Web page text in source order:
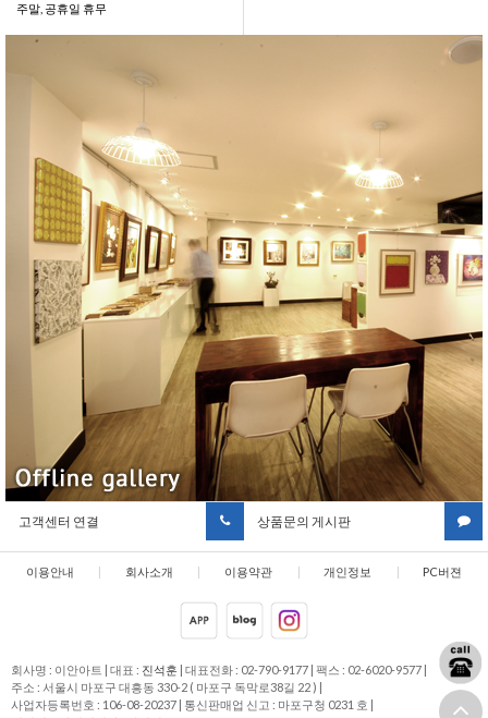
주말, 공휴일 휴무
고객센터 연결 상품문의 게시판
이용안내 회사소개 이용약관 개인정보 PC버젼
회사명 : 이안아트 대표 : 진석훈 대표전화 : 02-790-9177 팩스 : 02-6020-9577
주소 : 서울시 마포구 대흥동 330-2 ( 마포구 독막로38길 22 )
사업자등록번호 : 106-08-20237
통신판매업 신고 : 마포구청 0231 호